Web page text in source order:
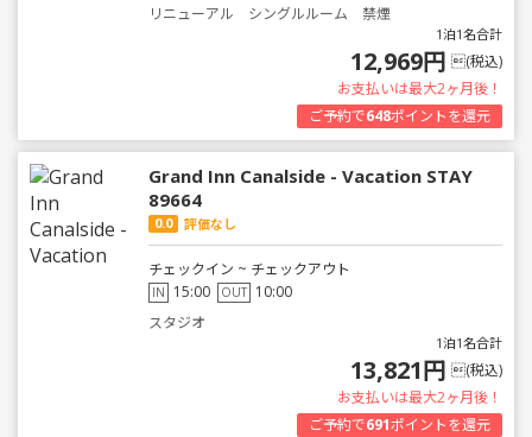
リニューアル シングルルーム 禁煙
1泊1名合計
12,969円 (税込)
お支払いは最大2ヶ月後！
ご予約で648ポイントを還元
Grand Inn Canalside - Vacation STAY
89664
0.0 評価なし
チェックイン ~ チェックアウト
IN 15:00 OUT 10:00
スタジオ
1泊1名合計
13,821円 (税込)
お支払いは最大2ヶ月後！
ご予約で691ポイントを還元